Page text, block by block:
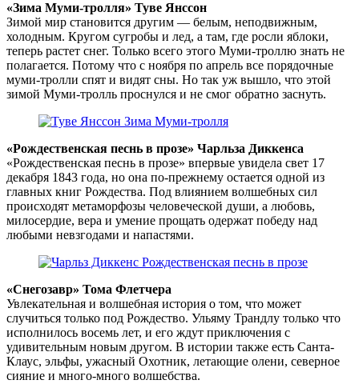
«Зима Муми-тролля» Туве Янссон
Зимой мир становится другим — белым, неподвижным,
холодным. Кругом сугробы и лед, а там, где росли яблоки,
теперь растет снег. Только всего этого Муми-троллю знать не
полагается. Потому что с ноября по апрель все порядочные
муми-тролли спят и видят сны. Но так уж вышло, что этой
зимой Муми-тролль проснулся и не смог обратно заснуть.
«Рождественская песнь в прозе» Чарльза Диккенса
«Рождественская песнь в прозе» впервые увидела свет 17
декабря 1843 года, но она по-прежнему остается одной из
главных книг Рождества. Под влиянием волшебных сил
происходят метаморфозы человеческой души, а любовь,
милосердие, вера и умение прощать одержат победу над
любыми невзгодами и напастями.
«Снегозавр» Тома Флетчера
Увлекательная и волшебная история о том, что может
случиться только под Рождество. Ульяму Трандлу только что
исполнилось восемь лет, и его ждут приключения с
удивительным новым другом. В истории также есть Санта-
Клаус, эльфы, ужасный Охотник, летающие олени, северное
сияние и много-много волшебства.